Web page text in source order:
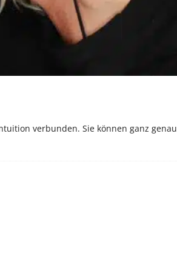
verbunden. Sie können ganz genau